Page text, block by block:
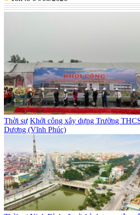
Thời sự Khởi công xây dựng Trường
Dương (Vĩnh Phúc)